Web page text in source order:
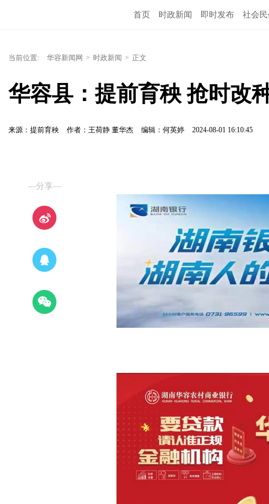
首页 时政新闻 即时发布 社会
当前位置: 华容新闻网 > 时政新闻 > 正文
华容县：提前育秧 抢时改
来源：提前育秧 作者：王荷静 董华杰 编辑：何英婷 2024-08-01 16:10:45
—分享—